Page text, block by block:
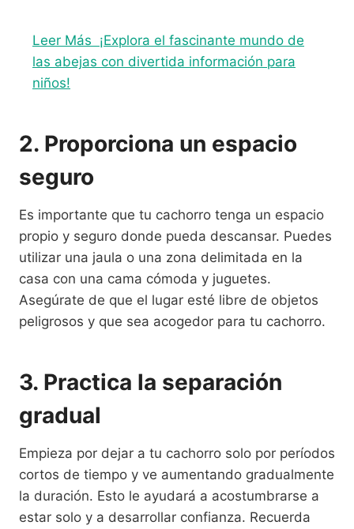
Leer Más ¡Explora el fascinante mundo de
las abejas con divertida información para
niños!
2. Proporciona un espacio
seguro
Es importante que tu cachorro tenga un espacio
propio y seguro donde pueda descansar. Puedes
utilizar una jaula o una zona delimitada en la
casa con una cama cómoda y juguetes.
Asegúrate de que el lugar esté libre de objetos
peligrosos y que sea acogedor para tu cachorro.
3. Practica la separación
gradual
Empieza por dejar a tu cachorro solo por períodos
cortos de tiempo y ve aumentando gradualmente
la duración. Esto le ayudará a acostumbrarse a
estar solo y a desarrollar confianza. Recuerda